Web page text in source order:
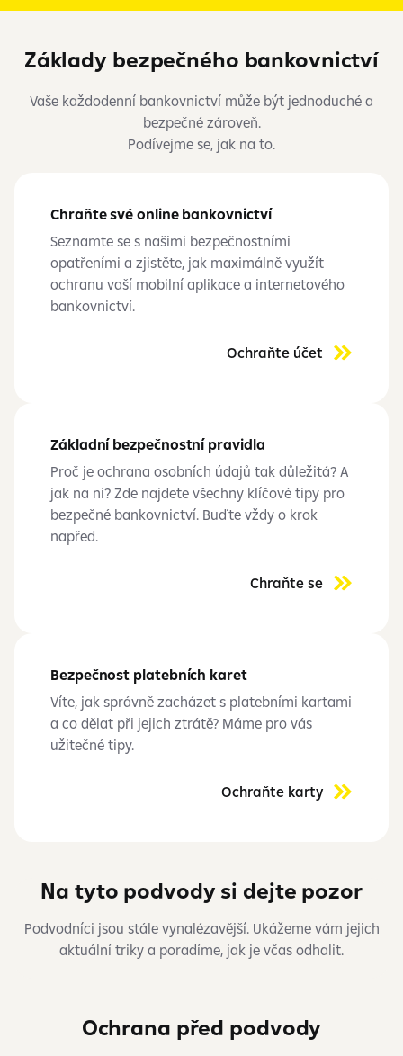
Základy bezpečného bankovnictví
Vaše každodenní bankovnictví může být jednoduché a
bezpečné zároveň.
Podívejme se, jak na to.
Chraňte své online bankovnictví
Seznamte se s našimi bezpečnostními
opatřeními a zjistěte, jak maximálně využít
ochranu vaší mobilní aplikace a internetového
bankovnictví.
Ochraňte účet
Základní bezpečnostní pravidla
Proč je ochrana osobních údajů tak důležitá? A
jak na ni? Zde najdete všechny klíčové tipy pro
bezpečné bankovnictví. Buďte vždy o krok
napřed.
Chraňte se
Bezpečnost platebních karet
Víte, jak správně zacházet s platebními kartami
a co dělat při jejich ztrátě? Máme pro vás
užitečné tipy.
Ochraňte karty
Na tyto podvody si dejte pozor
Podvodníci jsou stále vynalézavější. Ukážeme vám jejich
aktuální triky a poradíme, jak je včas odhalit.
Ochrana před podvody